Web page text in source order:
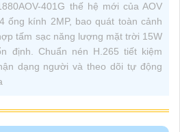
401G thế hệ mới của AOV
ống kính 2MP, bao quát toàn cảnh
tấm sạc năng lượng mặt trời 15W
định. Chuẩn nén H.265 tiết kiệm
dạng người và theo dõi tự động